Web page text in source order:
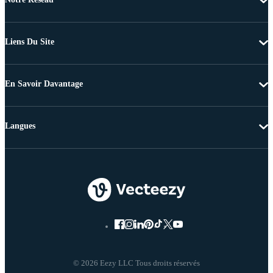
Liens Du Site
En Savoir Davantage
© 2026 Eezy LLC Tous droits réservés
Langues